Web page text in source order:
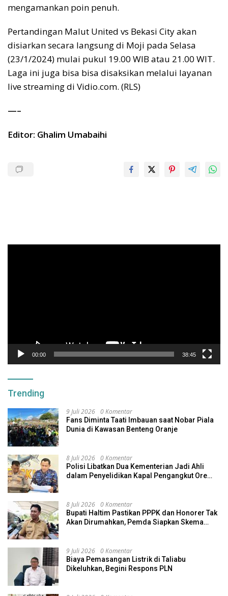
mengamankan poin penuh.
Pertandingan Malut United vs Bekasi City akan
disiarkan secara langsung di Moji pada Selasa
(23/1/2024) mulai pukul 19.00 WIB atau 21.00 WIT.
Laga ini juga bisa bisa disaksikan melalui layanan
live streaming di Vidio.com. (RLS)
—–
Editor: Ghalim Umabaihi
00:00 38:45
Trending
9 Juli 2026 0 Komentar
Fans Diminta Taati Imbauan saat Nobar Piala
Dunia di Kawasan Benteng Oranje
8 Juli 2026 0 Komentar
Polisi Libatkan Dua Kementerian Jadi Ahli
dalam Penyelidikan Kapal Pengangkut Ore
8 Juli 2026 0 Komentar
Bupati Haltim Pastikan PPPK dan Honorer Tak
Akan Dirumahkan, Pemda Siapkan Skema
9 Juli 2026 0 Komentar
Biaya Pemasangan Listrik di Taliabu
Dikeluhkan, Begini Respons PLN